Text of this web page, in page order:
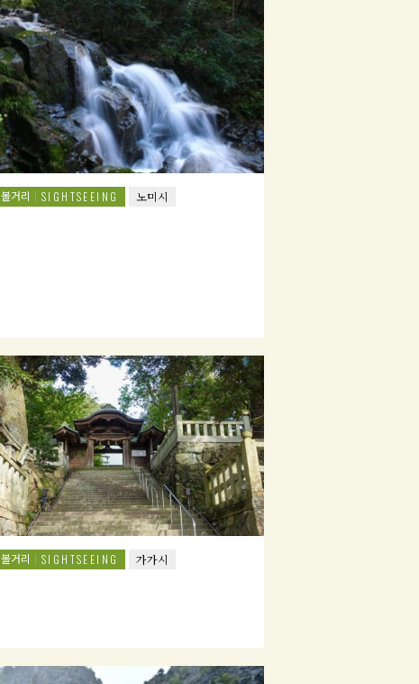
볼거리 SIGHTSEEING 노미시
볼거리 SIGHTSEEING 가가시